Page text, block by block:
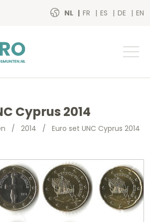
NL FR ES DE EN
Cyprus 2014
/ 2014 / Euro set UNC Cyprus 2014